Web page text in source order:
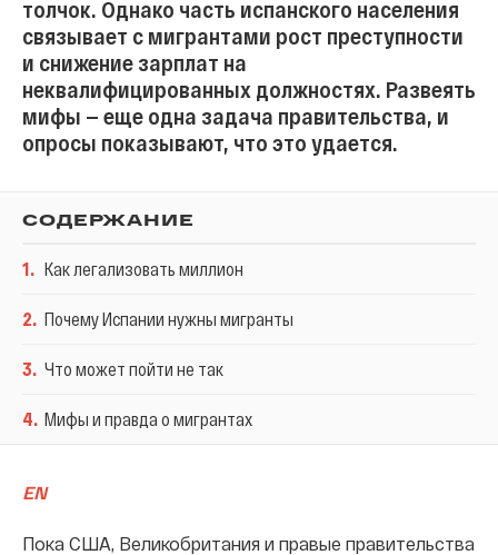
толчок. Однако часть испанского населения
связывает с мигрантами рост преступности
и снижение зарплат на
неквалифицированных должностях. Развеять
мифы — еще одна задача правительства, и
опросы показывают, что это удается.
СОДЕРЖАНИЕ
1. Как легализовать миллион
2. Почему Испании нужны мигранты
3. Что может пойти не так
4. Мифы и правда о мигрантах
EN
Пока США, Великобритания и правые правительства